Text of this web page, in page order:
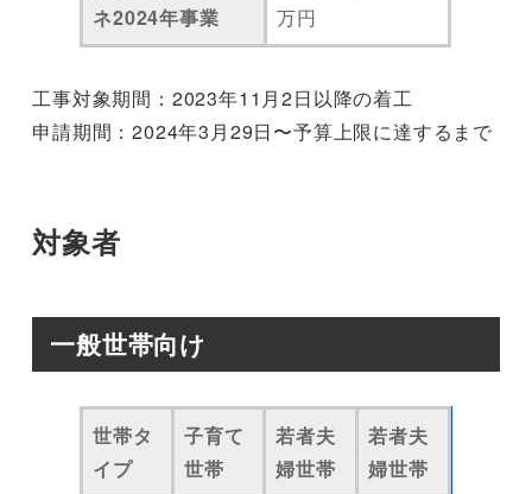
ネ2024年事業
万円
工事対象期間：2023年11月2日以降の着工
申請期間：2024年3月29日〜予算上限に達するまで
対象者
一般世帯向け
世帯タ
イプ
子育て
世帯
若者夫
婦世帯
若者夫
婦世帯